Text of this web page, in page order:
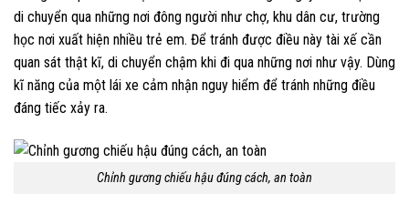
di chuyển qua những nơi đông người như chợ, khu dân cư, trường
học nơi xuất hiện nhiều trẻ em. Để tránh được điều này tài xế cần
quan sát thật kĩ, di chuyển chậm khi đi qua những nơi như vậy. Dùng
kĩ năng của một lái xe cảm nhận nguy hiểm để tránh những điều
đáng tiếc xảy ra.
Chỉnh gương chiếu hậu đúng cách, an toàn